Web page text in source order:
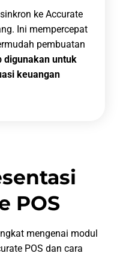
ke Accurate
Ini mempercepat
pembuatan
digunakan untuk
keuangan
POS
mengenai modul
POS dan cara